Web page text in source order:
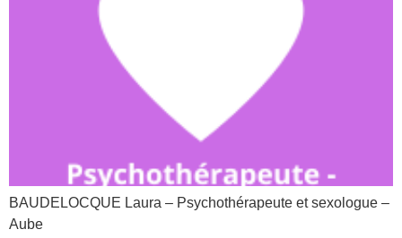
BAUDELOCQUE Laura – Psychothérapeute et sexologue –
Aube